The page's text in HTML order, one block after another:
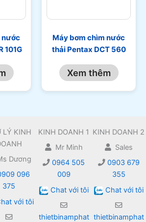
nước
101G
Máy bơm chìm nước
thải Pentax DCT 560
Xem thêm
LÝ KINH
Dương
096
375
với tôi
KINH DOANH 1
Mr Minh
0964 505
009
Chat với tôi
thietbinamphat
KINH DOANH 2
Sales
0903 679
355
Chat với tôi
thietbinamphat